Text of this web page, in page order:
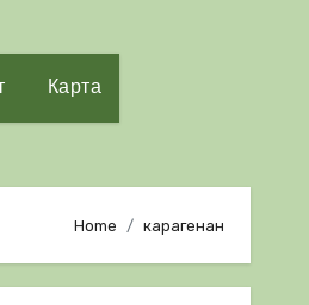
Карта
Home карагенан